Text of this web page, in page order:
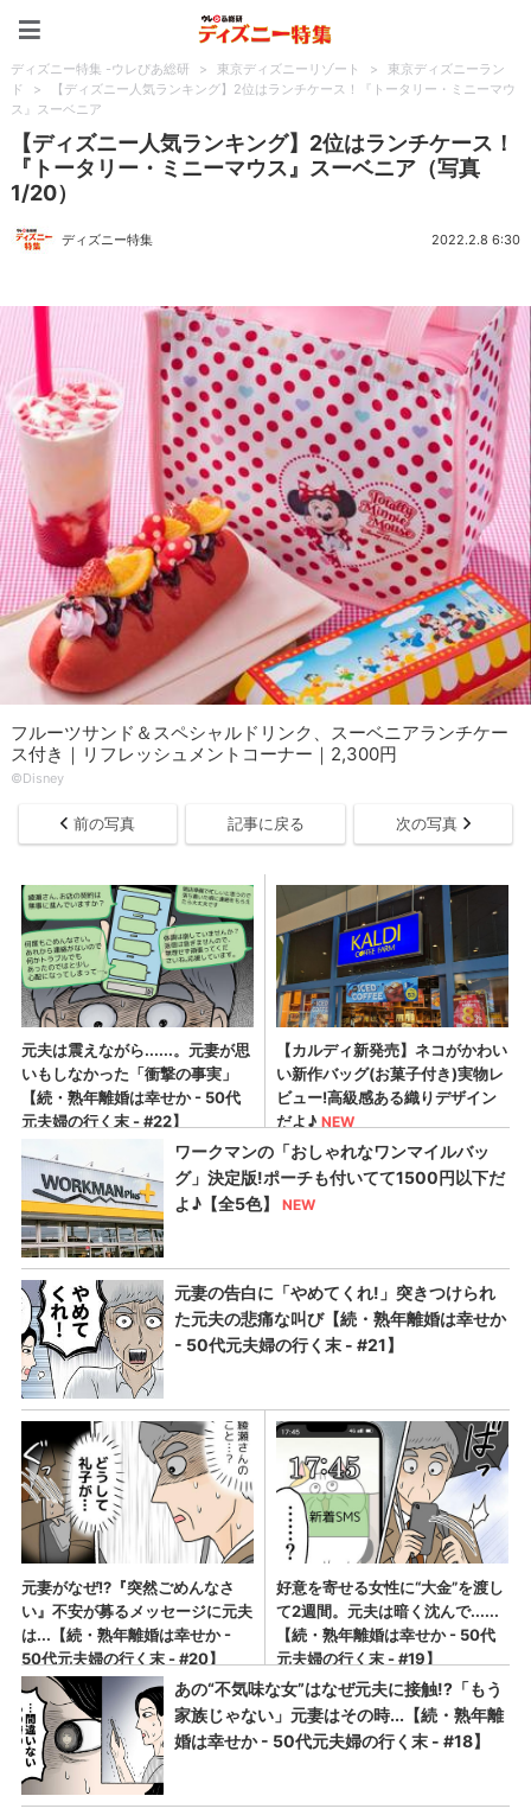
ディズニー特集 -ウレぴあ総研 > 東京ディズニーリゾート >
東京ディズニーラン
ド
>
【ディズニー人気ランキング】2位はランチケース！『トータリー・ミニーマウ
ス』スーベニア
【ディズニー人気ランキング】2位はランチケース！
『トータリー・ミニーマウス』スーベニア（写真
1/20）
ディズニー特集 2022.2.8 6:30
フルーツサンド＆スペシャルドリンク、スーベニアランチケー
ス付き｜リフレッシュメントコーナー｜2,300円
©︎Disney
前の写真 記事に戻る 次の写真